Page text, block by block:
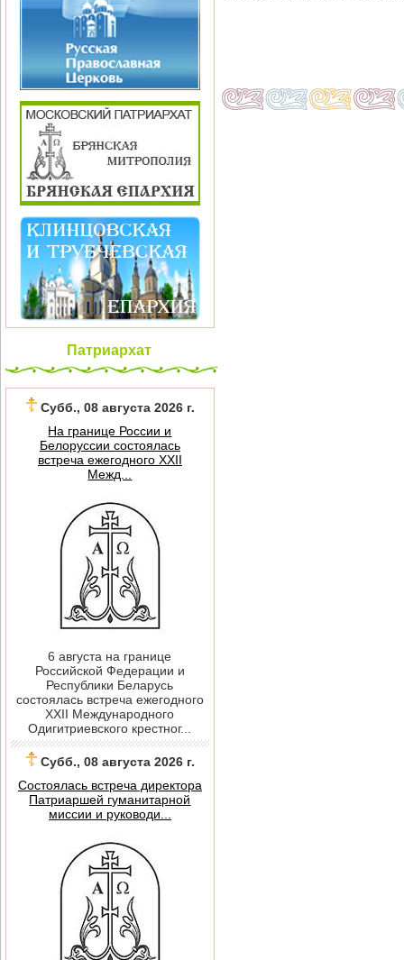
Патриархат
Субб., 08 августа 2026 г.
На границе России и
Белоруссии состоялась
встреча ежегодного XXII
Межд...
6 августа на границе
Российской Федерации и
Республики Беларусь
состоялась встреча ежегодного
XXII Международного
Одигитриевского крестног...
Субб., 08 августа 2026 г.
Состоялась встреча директора
Патриаршей гуманитарной
миссии и руководи...